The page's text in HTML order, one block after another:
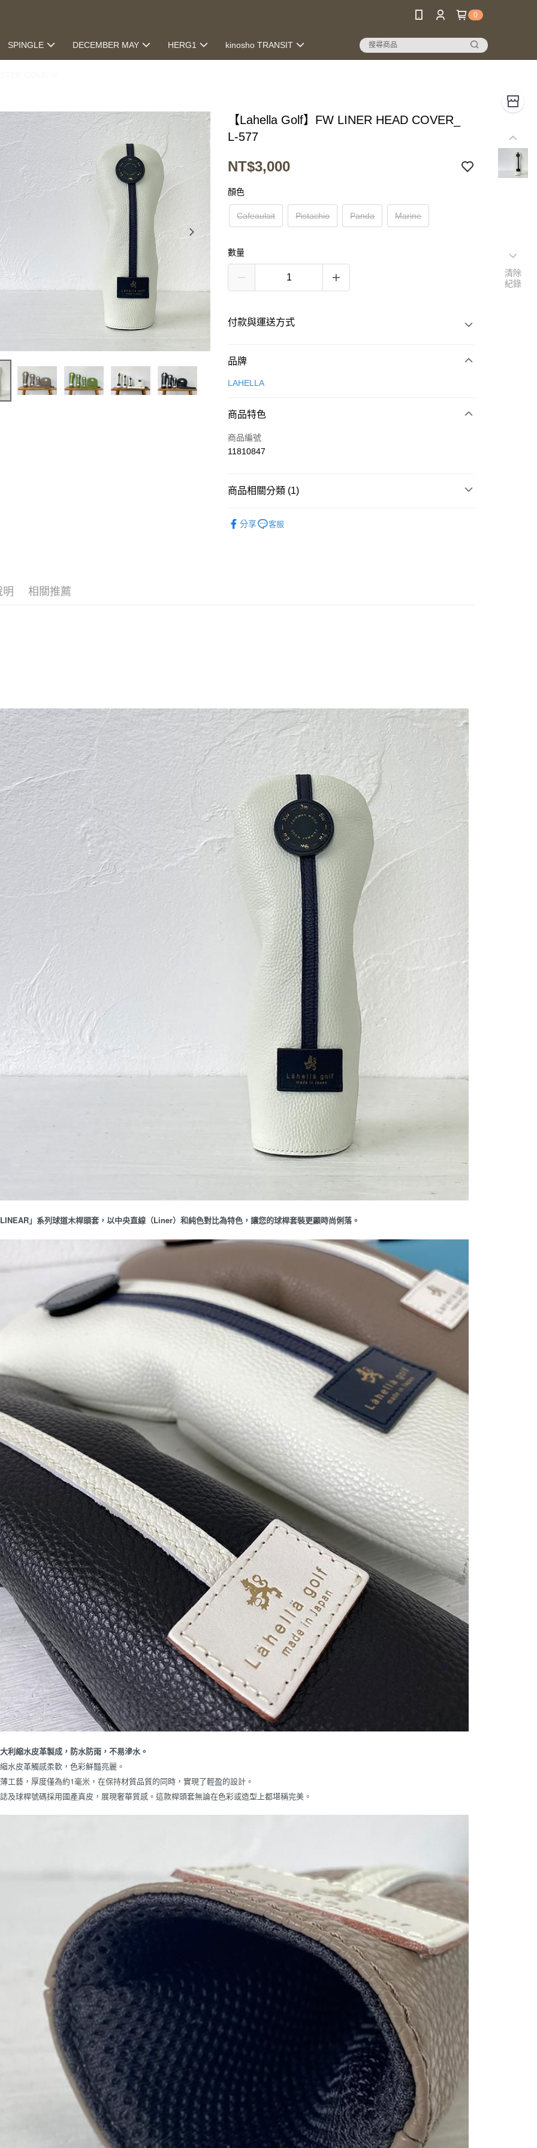
0
SPINGLE DECEMBER MAY HERG1 kinosho TRANSIT
【Lahella Golf】FW LINER HEAD COVER_
L-577
NT$3,000
顏色
Cafeaulait Pistachio Panda Marine
數量
付款與運送方式
付款方式
信用卡一次付款
Apple Pay
悠遊付
付款後7-11取貨
每筆NT$60
宅配
每筆NT$60
品牌
LAHELLA
商品特色
商品編號
11810847
商品相關分類 (1)
分享
客服
明 相關推薦
」系列球道木桿頭套，以中央直線（Liner）和純色對比為特色，讓您的球桿套裝更顯時尚俐落。
利縮水皮革製成，防水防雨，不易滲水。
水皮革觸感柔軟，色彩鮮豔亮麗。
工藝，厚度僅為約1毫米，在保持材質品質的同時，實現了輕盈的設計。
及球桿號碼採用國產真皮，展現奢華質感。這款桿頭套無論在色彩或造型上都堪稱完美。
清除
紀錄